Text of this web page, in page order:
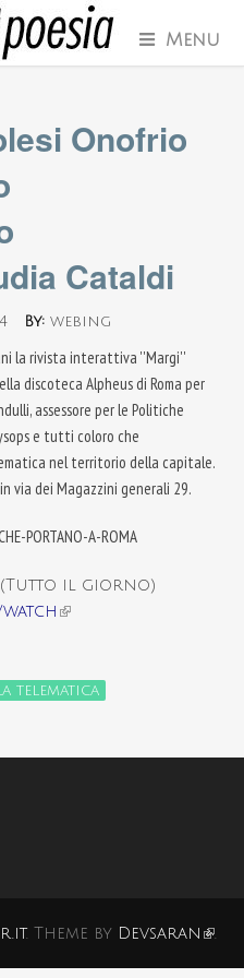
Menu
Onofrio
Cataldi
By: webing
la rivista interattiva ''Margi''
discoteca Alpheus di Roma per
assessore per le Politiche
e tutti coloro che
nel territorio della capitale.
via dei Magazzini generali 29.
PORTANO-A-ROMA
(Tutto il giorno)
(link is external)
telematica
is external)
. Theme by Devsaran